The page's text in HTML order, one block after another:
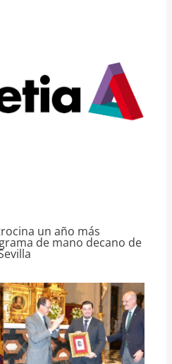
un año más
de mano decano de